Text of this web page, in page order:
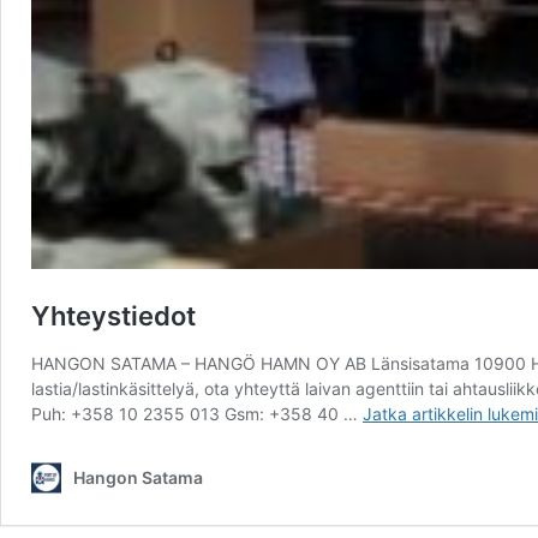
Yhteystiedot
HANGON SATAMA – HANGÖ HAMN OY AB Länsisatama
lastia/lastinkäsittelyä, ota yhteyttä laivan agenttiin tai
Puh: +358 10 2355 013 Gsm: +358 40 … Jatka artikkelin
Hangon Satama